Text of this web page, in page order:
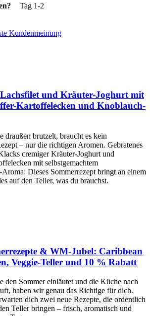
Tag 1-2
Kundenmeinung
Lachsfilet und Kräuter-Joghurt mit
Kartoffelecken und Knoblauch-
draußen brutzelt, braucht es kein
– nur die richtigen Aromen. Gebratenes
cremiger Kräuter-Joghurt und
mit selbstgemachtem
Dieses Sommerrezept bringt an einem
auf den Teller, was du brauchst.
& WM-Jubel: Caribbean
Veggie-Teller und 10 % Rabatt
den Sommer einläutet und die Küche nach
haben wir genau das Richtige für dich.
dich zwei neue Rezepte, die ordentlich
Teller bringen – frisch, aromatisch und